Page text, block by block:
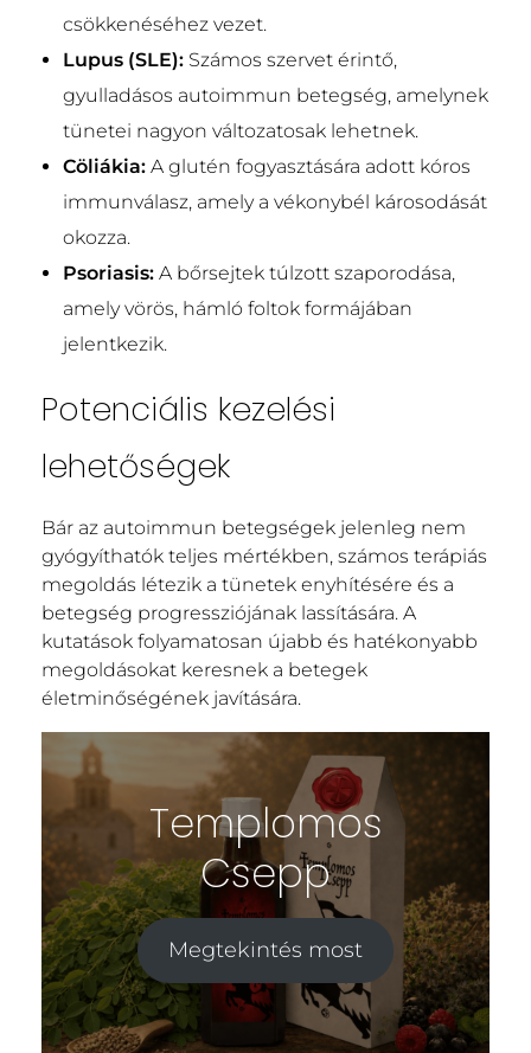
csökkenéséhez vezet.
Lupus (SLE):Számos szervet érintő,
gyulladásos autoimmun betegség, amelynek
tünetei nagyon változatosak lehetnek.
Cöliákia:A glutén fogyasztására adott kóros
immunválasz, amely a vékonybél károsodását
okozza.
Psoriasis:A bőrsejtek túlzott szaporodása,
amely vörös, hámló foltok formájában
jelentkezik.
Potenciális kezelési
lehetőségek
Bár az autoimmun betegségek jelenleg nem
gyógyíthatók teljes mértékben, számos terápiás
megoldás létezik a tünetek enyhítésére és a
betegség progressziójának lassítására. A
kutatások folyamatosan újabb és hatékonyabb
megoldásokat keresnek a betegek
életminőségének javítására.
Templomos
Csepp
Megtekintés most